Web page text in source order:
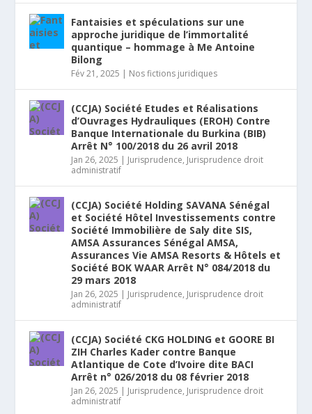
Fantaisies et spéculations sur une
approche juridique de l’immortalité
quantique – hommage à Me Antoine
Bilong
Fév 21, 2025 | Nos fictions juridiques
(CCJA) Société Etudes et Réalisations
d’Ouvrages Hydrauliques (EROH) Contre
Banque Internationale du Burkina (BIB)
Arrêt N° 100/2018 du 26 avril 2018
Jan 26, 2025 | Jurisprudence, Jurisprudence droit
administratif
(CCJA) Société Holding SAVANA Sénégal
et Société Hôtel Investissements contre
Société Immobilière de Saly dite SIS,
AMSA Assurances Sénégal AMSA,
Assurances Vie AMSA Resorts & Hôtels et
Société BOK WAAR Arrêt N° 084/2018 du
29 mars 2018
Jan 26, 2025 | Jurisprudence, Jurisprudence droit
administratif
(CCJA) Société CKG HOLDING et GOORE BI
ZIH Charles Kader contre Banque
Atlantique de Cote d’Ivoire dite BACI
Arrêt n° 026/2018 du 08 février 2018
Jan 26, 2025 | Jurisprudence, Jurisprudence droit
administratif